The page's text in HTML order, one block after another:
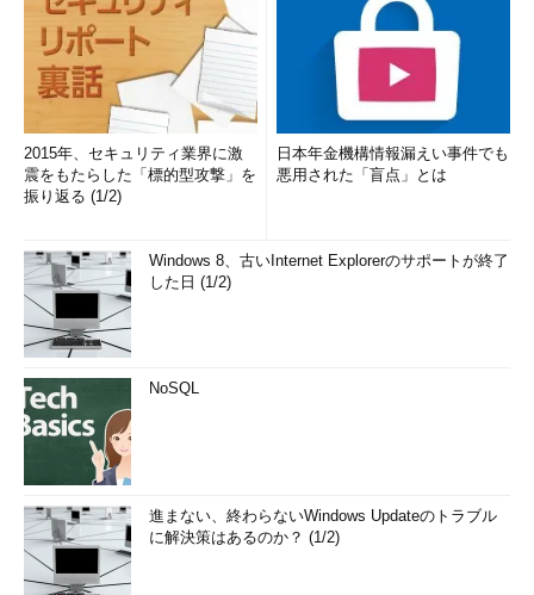
2015年、セキュリティ業界に激
震をもたらした「標的型攻撃」を
振り返る (1/2)
日本年金機構情報漏えい事件でも
悪用された「盲点」とは
Windows 8、古いInternet Explorerのサポートが終了
した日 (1/2)
NoSQL
進まない、終わらないWindows Updateのトラブル
に解決策はあるのか？ (1/2)